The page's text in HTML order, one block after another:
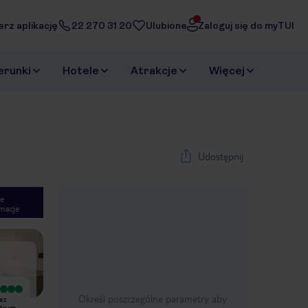
aplikację 22 270 31 20 Ulubione Zaloguj się do myTUI
Hotele Atrakcje Więcej
Udostępnij
Określ poszczególne parametry aby
Next slide
1/32
Lokalizacja fantastyczna! Pokoje
Super milo, upgrade pokoju bez